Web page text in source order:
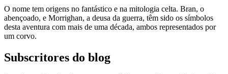
O nome tem origens no fantástico e na mitologia celta. Bran, o
abençoado, e Morrighan, a deusa da guerra, têm sido os símbolos
desta aventura com mais de uma década, ambos representados por
um corvo.
Subscritores do blog